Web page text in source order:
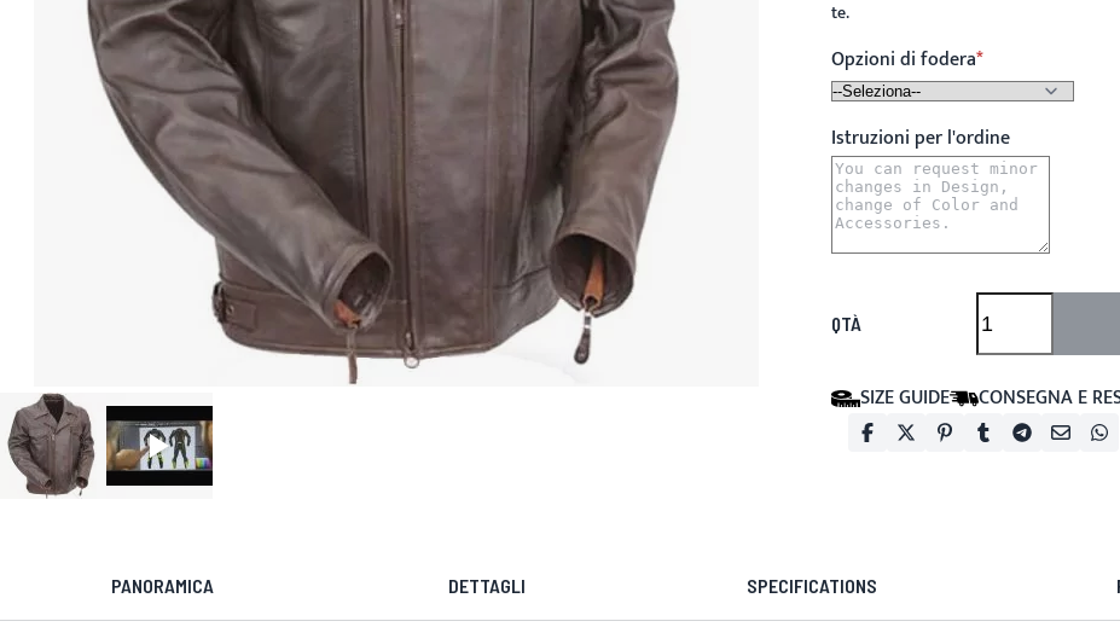
te.
Opzioni di fodera
Istruzioni per l'ordine
QTÀ
SIZE GUIDE CONSEGNA E
PANORAMICA DETTAGLI SPECIFICATIONS